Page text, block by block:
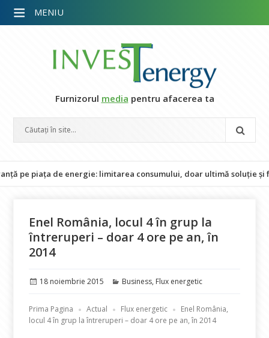
Furnizorul media pentru afacerea ta
de energie: limitarea consumului, doar ultimă soluție și fără
Enel România, locul 4 în grup la
întreruperi – doar 4 ore pe an, în
2014
Publicat
18 noiembrie 2015 Categorii
Business, Flux energetic
Prima Pagina Actual Flux energetic
Enel România,
locul 4 în grup la întreruperi – doar 4 ore pe an, în 2014
MENIU